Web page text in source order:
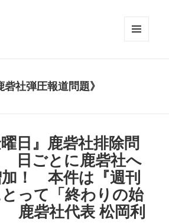
砦社弾圧報道問題》
曜日』鹿砦社排除問
日ごとに鹿砦社へ
加！ 本件は『週刊
って「終わりの始
鹿砦社代表 松岡利